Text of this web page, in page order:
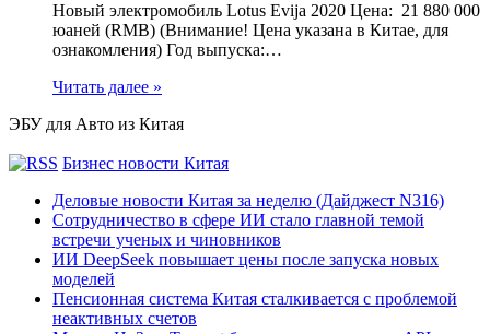
Новый электромобиль Lotus Evija 2020 Цена: 21 880 000
юаней (RMB) (Внимание! Цена указана в Китае, для
ознакомления) Год выпуска:…
Читать далее »
ЭБУ для Авто из Китая
Бизнес новости Китая
Деловые новости Китая за неделю (Дайджест N316)
Сотрудничество в сфере ИИ стало главной темой
встречи ученых и чиновников
ИИ DeepSeek повышает цены после запуска новых
моделей
Пенсионная система Китая сталкивается с проблемой
неактивных счетов